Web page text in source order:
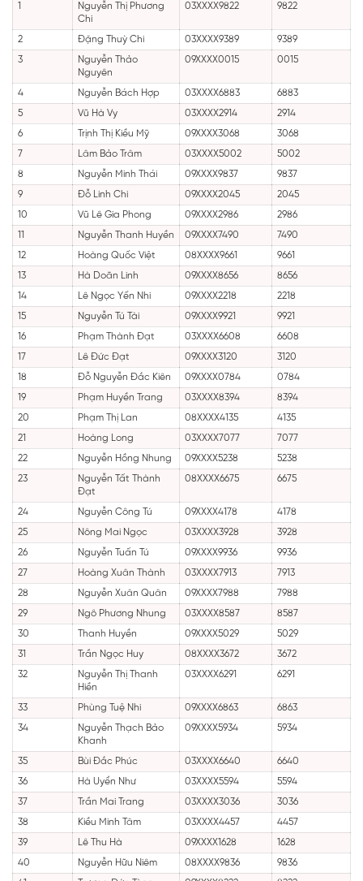
1
Nguyễn Thị Phương
Chi
03XXXX9822 9822
2 Đặng Thuỳ Chi 03XXXX9389
9389
3
Nguyễn Thảo
Nguyên
09XXXX0015 0015
4 Nguyễn Bách Hợp 03XXXX6883
6883
5
Vũ Hà Vy 03XXXX2914
2914
6
Trịnh Thị Kiều Mỹ 09XXXX3068
3068
7
Lâm Bảo Trâm 03XXXX5002
5002
8
Nguyễn Minh Thái 09XXXX9837
9837
9
Đỗ Linh Chi 09XXXX2045
2045
10
Vũ Lê Gia Phong 09XXXX2986
2986
11
Nguyễn Thanh Huyền 09XXXX7490
7490
12
Hoàng Quốc Việt 08XXXX9661
9661
13
Hà Doãn Linh 09XXXX8656
8656
14
Lê Ngọc Yến Nhi 09XXXX2218
2218
15
Nguyễn Tú Tài 09XXXX9921
9921
16
Phạm Thành Đạt 03XXXX6608
6608
17
Lê Đức Đạt 09XXXX3120
3120
18
Đỗ Nguyễn Đắc Kiên 09XXXX0784
0784
19
Phạm Huyền Trang 03XXXX8394
8394
20
Phạm Thị Lan 08XXXX4135
4135
21
Hoàng Long 03XXXX7077
7077
22
Nguyễn Hồng Nhung 09XXXX5238
5238
23
Nguyễn Tất Thành
Đạt
08XXXX6675 6675
24 Nguyễn Công Tú 09XXXX4178
4178
25
Nông Mai Ngọc 03XXXX3928
3928
26
Nguyễn Tuấn Tú 09XXXX9936
9936
27
Hoàng Xuân Thành 03XXXX7913
7913
28
Nguyễn Xuân Quân 09XXXX7988
7988
29
Ngô Phương Nhung 03XXXX8587
8587
30
Thanh Huyền 09XXXX5029
5029
31
Trần Ngọc Huy 08XXXX3672
3672
32
Nguyễn Thị Thanh
Hiền
03XXXX6291 6291
33 Phùng Tuệ Nhi 09XXXX6863
6863
34
Nguyễn Thạch Bảo
Khanh
09XXXX5934 5934
35 Bùi Đắc Phúc 03XXXX6640
6640
36
Hà Uyển Như 03XXXX5594
5594
37
Trần Mai Trang 03XXXX3036
3036
38
Kiều Minh Tâm 03XXXX4457
4457
39
Lê Thu Hà 09XXXX1628
1628
40
Nguyễn Hữu Niêm 08XXXX9836
9836